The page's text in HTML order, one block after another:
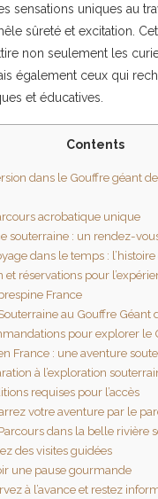
sensations uniques au
sûreté et excitation.
non seulement les
également ceux qui
et éducatives.
Contents
dans le Gouffre géant
acrobatique unique
souterraine : un rendez-
dans le temps :
et réservations pour
France
au Gouffre Géant
pour explorer le
France : une aventure
à l’exploration
requises pour l’accès
votre aventure par le
dans la belle rivière
des visites guidées
une pause gourmande
à l’avance et restez